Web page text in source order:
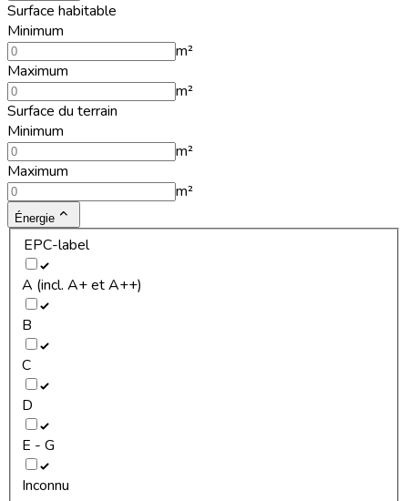
Surface habitable
Minimum
m²
Maximum
m²
Surface du terrain
Minimum
m²
Maximum
m²
Énergie
EPC-label
A (incl. A+ et A++)
B
C
D
E - G
Inconnu